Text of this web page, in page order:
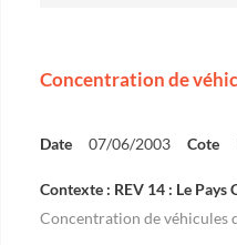
Concentration de
Date 07/06/2003 Cote
Contexte : REV 14 : Le Pays
Concentration de véhicules